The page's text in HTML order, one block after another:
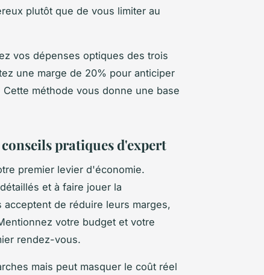
plutôt que de vous limiter au
vos dépenses optiques des trois
une marge de 20% pour anticiper
méthode vous donne une base
pratiques d'expert
premier levier d'économie.
et à faire jouer la
de réduire leurs marges,
votre budget et votre
rendez-vous.
mais peut masquer le coût réel